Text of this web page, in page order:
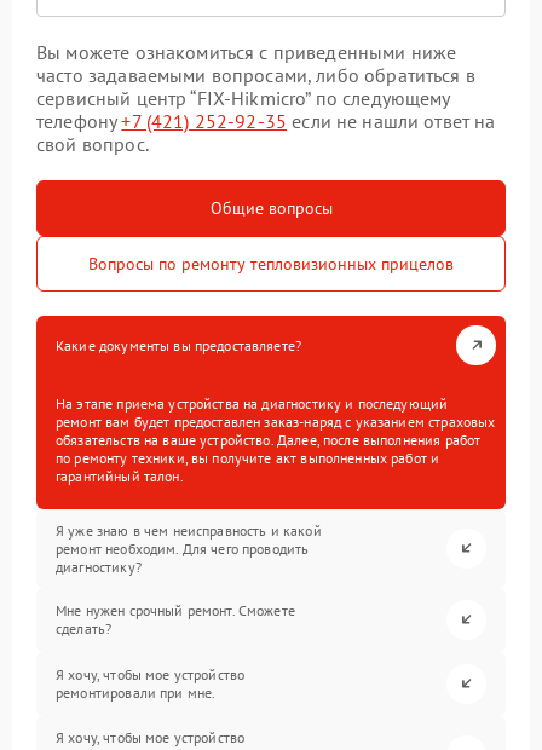
Вы можете ознакомиться с приведенными ниже
часто задаваемыми вопросами, либо обратиться в
сервисный центр “FIX-Hikmicro” по следующему
телефону+7 (421) 252-92-35 если не нашли ответ на
свой вопрос.
Общие вопросы
Вопросы по ремонту тепловизионных прицелов
Какие документы вы предоставляете?
На этапе приема устройства на диагностику и последующий
ремонт вам будет предоставлен заказ-наряд с указанием страховых
обязательств на ваше устройство. Далее, после выполнения работ
по ремонту техники, вы получите акт выполненных работ и
гарантийный талон.
Я уже знаю в чем неисправность и какой
ремонт необходим. Для чего проводить
диагностику?
Мне нужен срочный ремонт. Сможете
сделать?
Я хочу, чтобы мое устройство
ремонтировали при мне.
Я хочу, чтобы мое устройство